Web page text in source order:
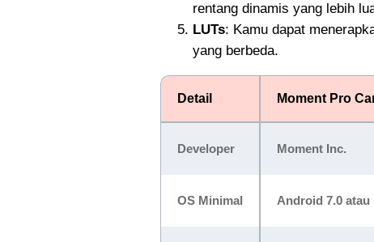
rentang dinamis yang lebih
LUTs: Kamu dapat
yang berbeda.
Detail Moment Pro
Developer Moment Inc.
OS Minimal Android 7.0